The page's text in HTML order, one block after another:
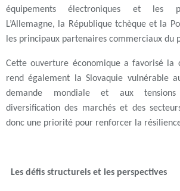
équipements électroniques et les
L’Allemagne, la République tchèque et la
les principaux partenaires commerciaux du
Cette ouverture économique a favorisé la
rend également la Slovaquie vulnérable
demande mondiale et aux tensions
diversification des marchés et des
donc une priorité pour renforcer la
Les défis structurels et les perspectives